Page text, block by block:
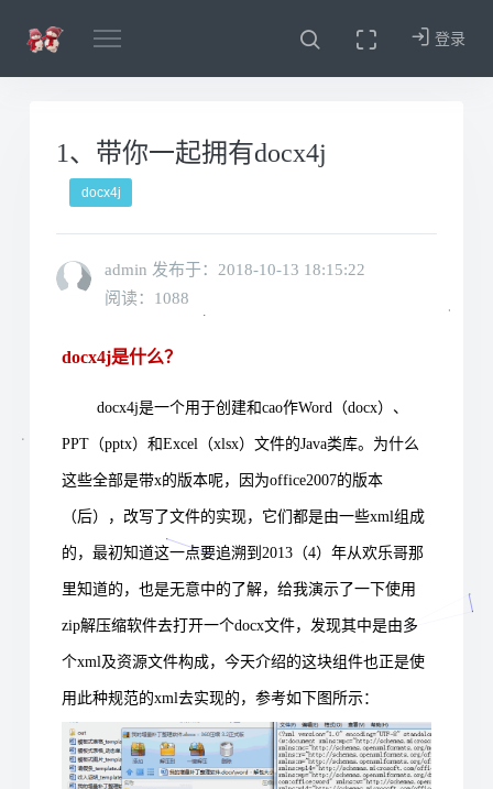
登录
1、带你一起拥有docx4j
docx4j
admin 发布于： 2018-10-13 18:15:22
阅读：1088
docx4j是什么？
docx4j是一个用于创建和cao作Word（docx）、
PPT（pptx）和Excel（xlsx）文件的Java类库。为什么
这些全部是带x的版本呢，因为office2007的版本
（后），改写了文件的实现，它们都是由一些xml组成
的，最初知道这一点要追溯到2013（4）年从欢乐哥那
里知道的，也是无意中的了解，给我演示了一下使用
zip解压缩软件去打开一个docx文件，发现其中是由多
个xml及资源文件构成，今天介绍的这块组件也正是使
用此种规范的xml去实现的，参考如下图所示：